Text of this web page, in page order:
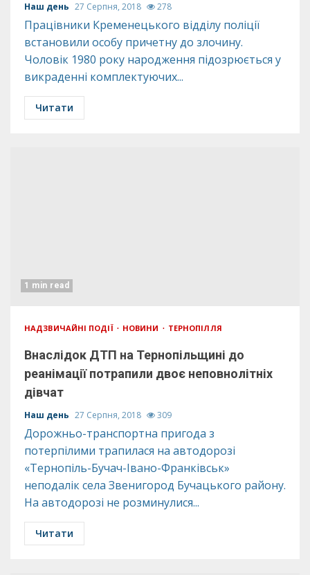
Наш день 27 Серпня, 2018 278
Працівники Кременецького відділу поліції
встановили особу причетну до злочину.
Чоловік 1980 року народження підозрюється у
викраденні комплектуючих...
Читати
1 min read
НАДЗВИЧАЙНІ ПОДІЇ НОВИНИ ТЕРНОПІЛЛЯ
Внаслідок ДТП на Тернопільщині до
реанімації потрапили двоє неповнолітніх
дівчат
Наш день 27 Серпня, 2018 309
Дорожньо-транспортна пригода з
потерпілими трапилася на автодорозі
«Тернопіль-Бучач-Івано-Франківськ»
неподалік села Звенигород Бучацького району.
На автодорозі не розминулися...
Читати